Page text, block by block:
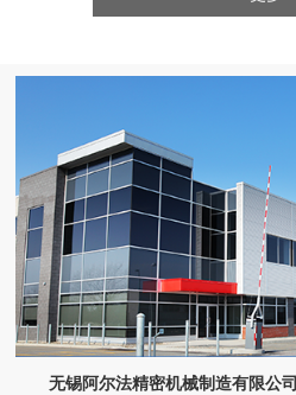
无锡阿尔法精密机械制造有限公司